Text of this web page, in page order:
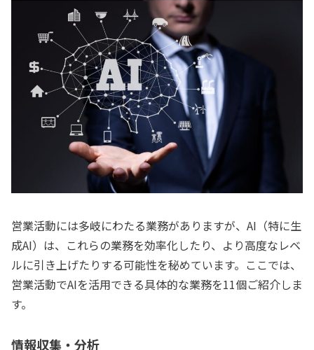
営業活動には多岐にわたる業務がありますが、AI（特に生
成AI）は、これらの業務を効率化したり、より高度なレベ
ルに引き上げたりする可能性を秘めています。ここでは、
営業活動でAIを活用できる具体的な業務を11個ご紹介しま
す。
情報収集・分析